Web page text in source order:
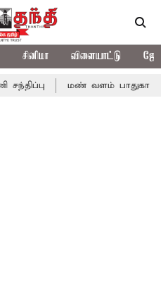
சினிமா விளையாட்டு
மண் வளம் பாதுகாக்க ரசாயன